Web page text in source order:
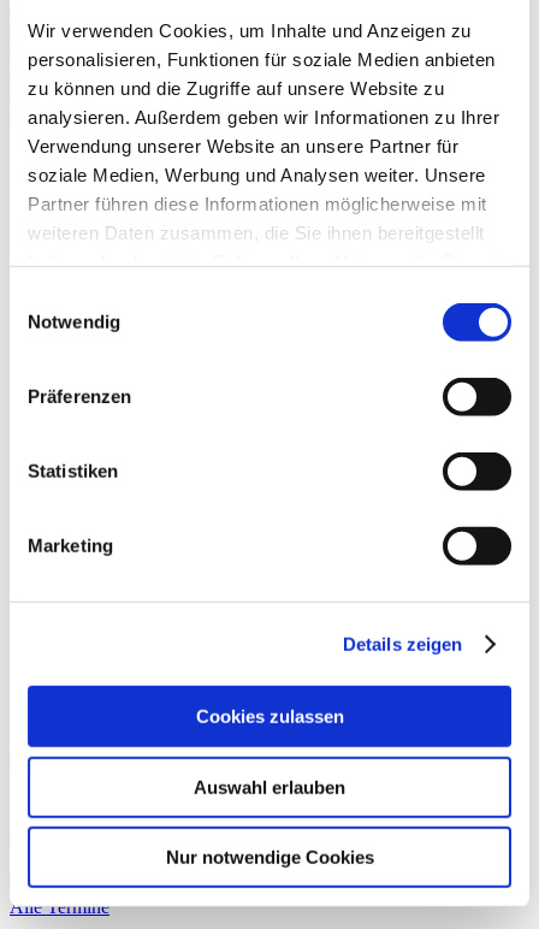
Wir verwenden Cookies, um Inhalte und Anzeigen zu
personalisieren, Funktionen für soziale Medien anbieten
zu können und die Zugriffe auf unsere Website zu
analysieren. Außerdem geben wir Informationen zu Ihrer
Verwendung unserer Website an unsere Partner für
soziale Medien, Werbung und Analysen weiter. Unsere
Partner führen diese Informationen möglicherweise mit
weiteren Daten zusammen, die Sie ihnen bereitgestellt
Notwendig
Präferenzen
Statistiken
Marketing
Details zeigen
Cookies zulassen
Auswahl erlauben
Nur notwendige Cookies
weitergeleitet.
Aktivitäten und Termine
Alle Termine